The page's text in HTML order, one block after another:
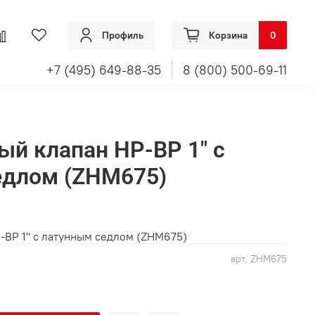
Профиль Корзина 0
+7 (495) 649-88-35 8 (800) 500-69-11
арт. ZHM675
клапан НР-ВР 1" с
(ZHM675)
1" с латунным седлом (ZHM675)